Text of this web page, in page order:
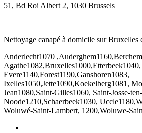
51, Bd Roi Albert 2, 1030 Brussels
Nettoyage canapé à domicile sur Bruxelles
Anderlecht1070
Agathe1082,Bruxelles1000,Etterbeek1040,
Evere1140,Forest1190,Ganshoren1083,
Ixelles1050,Jette1090,Koekelberg1081,
Jean1080,Saint-Gilles1060, Saint-Josse-ten-
Noode1210,Schaerbeek1030,
Woluwé-Saint-Lambert, 1200,Woluwe-